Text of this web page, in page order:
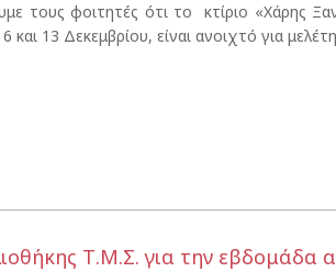
τους φοιτητές ότι το κτίριο «Χάρης
και 13 Δεκεμβρίου, είναι ανοιχτό για
Τ.Μ.Σ. για την εβδομάδα